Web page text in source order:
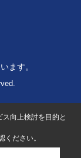
ます。
向上検討を目的と
ください。